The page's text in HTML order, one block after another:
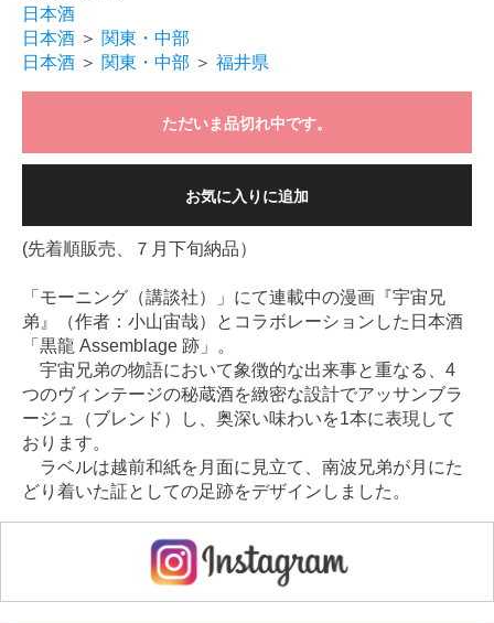
日本酒
日本酒 ＞ 関東・中部
日本酒 ＞ 関東・中部 ＞ 福井県
ただいま品切れ中です。
お気に入りに追加
(先着順販売、７月下旬納品）
「モーニング（講談社）」にて連載中の漫画『宇宙兄
弟』（作者：小山宙哉）とコラボレーションした日本酒
「黒龍 Assemblage 跡」。
宇宙兄弟の物語において象徴的な出来事と重なる、4
つのヴィンテージの秘蔵酒を緻密な設計でアッサンブラ
ージュ（ブレンド）し、奥深い味わいを1本に表現して
おります。
ラベルは越前和紙を月面に見立て、南波兄弟が月にた
どり着いた証としての足跡をデザインしました。